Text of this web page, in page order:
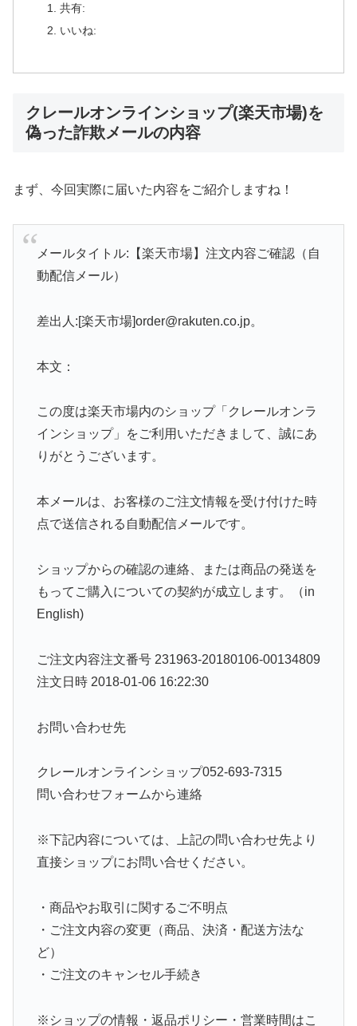
共有:
いいね:
クレールオンラインショップ(楽天市場)を
偽った詐欺メールの内容
まず、今回実際に届いた内容をご紹介しますね！
メールタイトル:【楽天市場】注文内容ご確認（自
動配信メール）
差出人:[楽天市場]order@rakuten.co.jp。
本文：
この度は楽天市場内のショップ「クレールオンラ
インショップ」をご利用いただきまして、誠にあ
りがとうございます。
本メールは、お客様のご注文情報を受け付けた時
点で送信される自動配信メールです。
ショップからの確認の連絡、または商品の発送を
もってご購入についての契約が成立します。（in
English)
ご注文内容注文番号 231963-20180106-00134809
注文日時 2018-01-06 16:22:30
お問い合わせ先
クレールオンラインショップ052-693-7315
問い合わせフォームから連絡
※下記内容については、上記の問い合わせ先より
直接ショップにお問い合せください。
・商品やお取引に関するご不明点
・ご注文内容の変更（商品、決済・配送方法な
ど）
・ご注文のキャンセル手続き
※ショップの情報・返品ポリシー・営業時間はこ